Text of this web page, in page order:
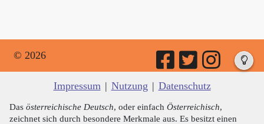
© 2026
Impressum | Nutzung | Datenschutz
Das österreichische Deutsch, oder einfach Österreichisch,
zeichnet sich durch besondere Merkmale aus. Es besitzt einen